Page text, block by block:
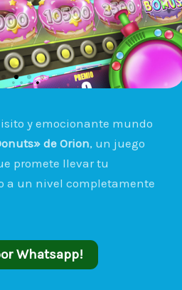
y emocionante mundo
de Orion, un juego
promete llevar tu
a un nivel completamente
Whatsapp!